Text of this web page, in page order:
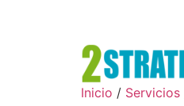
Inicio / Servicios